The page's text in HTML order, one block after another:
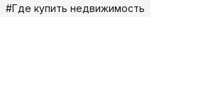
#Где купить недвижимость